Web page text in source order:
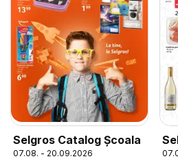
Selgros Catalog Şcoala
07.08. - 20.09.2026